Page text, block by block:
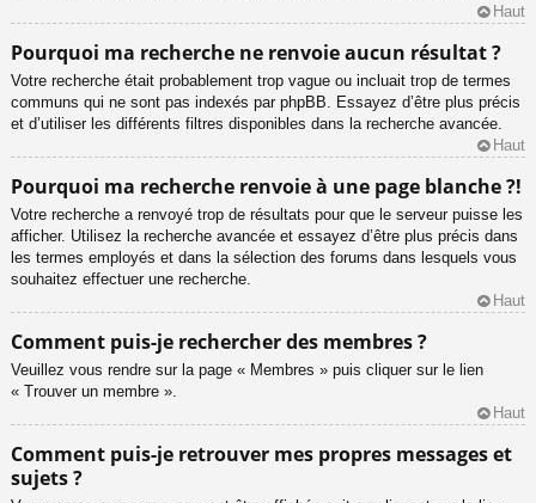
Haut
Pourquoi ma recherche ne renvoie aucun résultat ?
Votre recherche était probablement trop vague ou incluait trop de termes
communs qui ne sont pas indexés par phpBB. Essayez d’être plus précis
et d’utiliser les différents filtres disponibles dans la recherche avancée.
Haut
Pourquoi ma recherche renvoie à une page blanche ?!
Votre recherche a renvoyé trop de résultats pour que le serveur puisse les
afficher. Utilisez la recherche avancée et essayez d’être plus précis dans
les termes employés et dans la sélection des forums dans lesquels vous
souhaitez effectuer une recherche.
Haut
Comment puis-je rechercher des membres ?
Veuillez vous rendre sur la page « Membres » puis cliquer sur le lien
« Trouver un membre ».
Haut
Comment puis-je retrouver mes propres messages et
sujets ?